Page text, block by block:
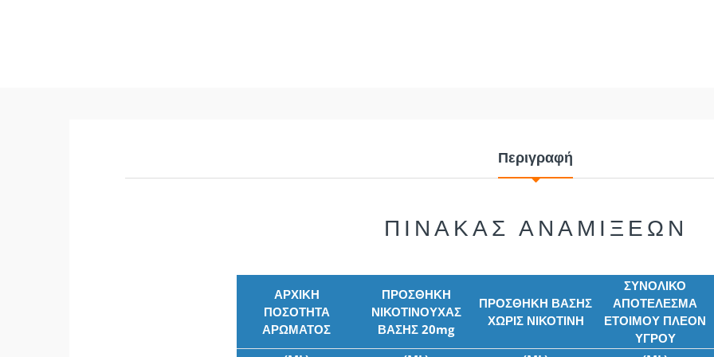
Περιγραφή
ΠΙΝΑΚΑΣ ΑΝΑΜΙΞΕΩΝ
ΑΡΧΙΚΗ
ΠΟΣΟΤΗΤΑ
ΑΡΩΜΑΤΟΣ
ΠΡΟΣΘΗΚΗ
ΝΙΚΟΤΙΝΟΥΧΑΣ
ΒΑΣΗΣ 20mg
ΠΡΟΣΘΗΚΗ ΒΑΣΗΣ
ΧΩΡΙΣ ΝΙΚΟΤΙΝΗ
ΣΥΝΟΛΙΚΟ
ΑΠΟΤΕΛΕΣΜΑ
ΕΤΟΙΜΟΥ ΠΛΕΟΝ
ΥΓΡΟΥ